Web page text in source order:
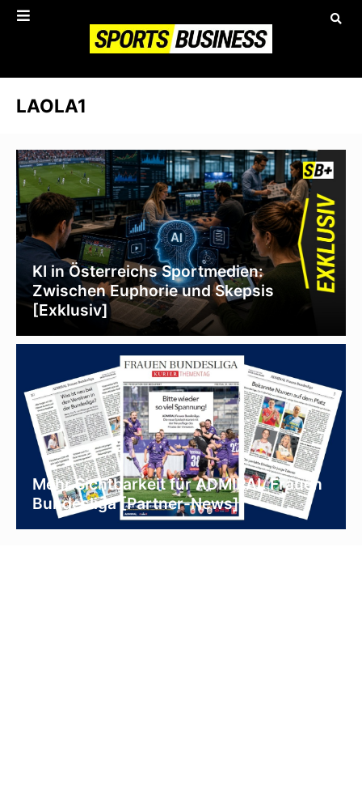
LAOLA1
KI in Österreichs Sportmedien:
Zwischen Euphorie und Skepsis
[Exklusiv]
Mehr Sichtbarkeit für ADMIRAL Frauen
Bundesliga [Partner-News]